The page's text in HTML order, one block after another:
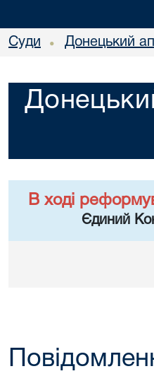
Суди • Донецький
В ході
Єдиний